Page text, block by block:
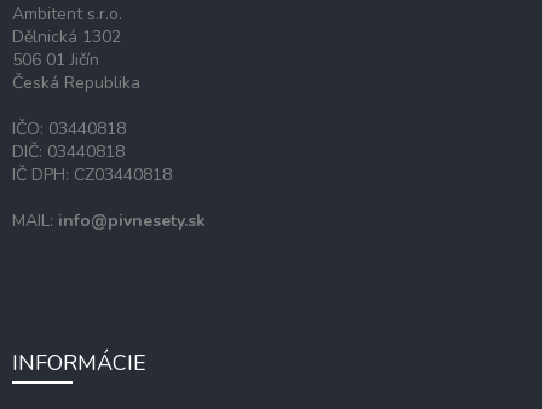
Ambitent s.r.o.
Dělnická 1302
506 01 Jičín
Česká Republika
IČO: 03440818
DIČ: 03440818
IČ DPH: CZ03440818
MAIL: info@pivnesety.sk
INFORMÁCIE